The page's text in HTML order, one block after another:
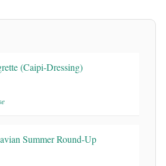
(Caipi-Dressing)
Summer Round-Up